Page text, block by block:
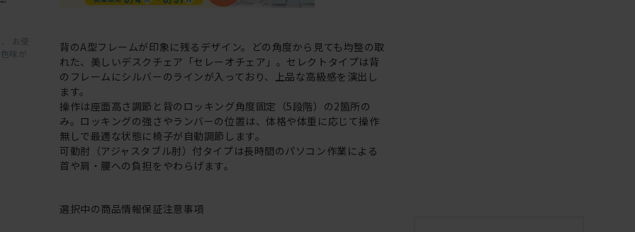
お使
味が
背のA型フレームが印象に残るデザイン。どの角度から見ても均整の取
れた、美しいデスクチェア「セレーオチェア」。セレクトタイプは背
のフレームにシルバーのラインが入っており、上品な高級感を演出し
ます。
操作は座面高さ調節と背のロッキング角度固定（5段階）の2箇所の
み。ロッキングの強さやランバーの位置は、体格や体重に応じて操作
無しで最適な状態に椅子が自動調節します。
可動肘（アジャスタブル肘）付タイプは長時間のパソコン作業による
首や肩・腰への負担をやわらげます。
選択中の商品情報保証注意事項